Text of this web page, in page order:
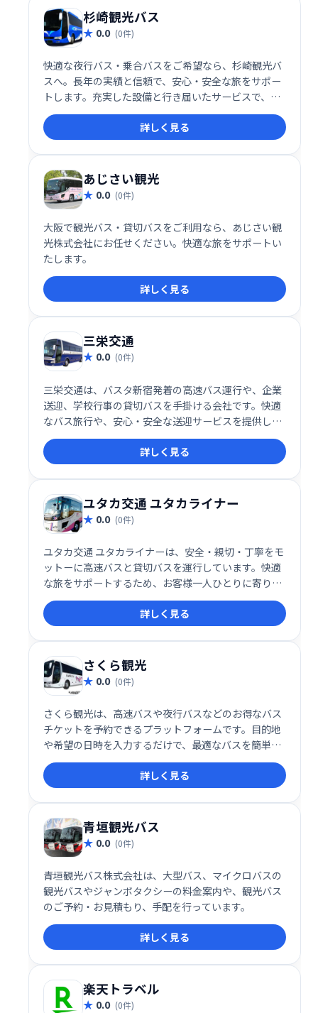
杉崎観光バス
0.0 (0件)
快適な夜行バス・乗合バスをご希望なら、杉崎観光バ
スへ。長年の実績と信頼で、安心・安全な旅をサポー
トします。充実した設備と行き届いたサービスで、目
的地まで快適にお過ごしいただけます。旅行の計画は
杉崎観光バスにお任せください。
詳しく見る
あじさい観光
0.0 (0件)
大阪で観光バス・貸切バスをご利用なら、あじさい観
光株式会社にお任せください。快適な旅をサポートい
たします。
詳しく見る
三栄交通
0.0 (0件)
三栄交通は、バスタ新宿発着の高速バス運行や、企業
送迎、学校行事の貸切バスを手掛ける会社です。快適
なバス旅行や、安心・安全な送迎サービスを提供して
います。お子様の遠足・修学旅行など、様々なニーズ
に対応いたします。信頼と実績に基づいた、質の高い
サービスをご提供します。
詳しく見る
ユタカ交通 ユタカライナー
0.0 (0件)
ユタカ交通 ユタカライナーは、安全・親切・丁寧をモ
ットーに高速バスと貸切バスを運行しています。快適
な旅をサポートするため、お客様一人ひとりに寄り添
ったサービスを提供しております。長年の経験と信頼
に基づき、安心してお任せいただける運行体制を整え
ています。ぜひ、ユタカライナーをご利用ください。
詳しく見る
さくら観光
0.0 (0件)
さくら観光は、高速バスや夜行バスなどのお得なバス
チケットを予約できるプラットフォームです。目的地
や希望の日時を入力するだけで、最適なバスを簡単に
検索・予約できます。
詳しく見る
青垣観光バス
0.0 (0件)
青垣観光バス株式会社は、大型バス、マイクロバスの
観光バスやジャンボタクシーの料金案内や、観光バス
のご予約・お見積もり、手配を行っています。
詳しく見る
楽天トラベル
0.0 (0件)